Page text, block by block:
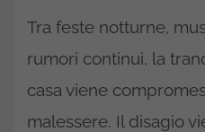
Tra feste notturne,
rumori continui, la
casa viene
malessere. Il disagio